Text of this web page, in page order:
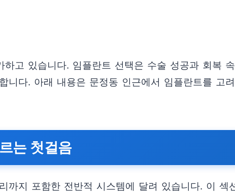
고 있습니다. 임플란트 선택은 수술 성공과 회복
니다. 아래 내용은 문정동 인근에서 임플란트를 고
는 첫걸음
까지 포함한 전반적 시스템에 달려 있습니다. 이 섹